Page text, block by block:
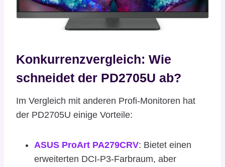
Konkurrenzvergleich: Wie
schneidet der PD2705U ab?
Im Vergleich mit anderen Profi-Monitoren hat
der PD2705U einige Vorteile:
ASUS ProArt PA279CRV: Bietet einen
erweiterten DCI-P3-Farbraum, aber